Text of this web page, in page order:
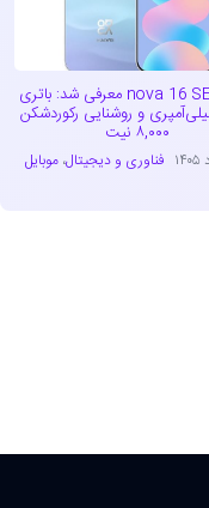
هواوی nova 16 SE معرفی شد: باتری
میلی‌آمپری و روشنایی رکوردشکن
۸,۰۰۰ نیت
فناوری و دیجیتال،موبایل